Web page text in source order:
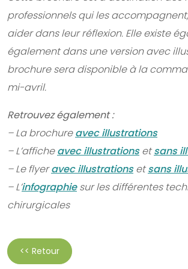
professionnels qui les
aider dans leur réflexion. Elle existe
également dans une version avec
brochure sera disponible à la
mi-avril.
Retrouvez également :
– La brochureavec illustrations
– L’afficheavec illustrationsetsans
– Le flyeravec illustrationsetsans
– L’infographiesur les différentes
chirurgicales
<< Retour